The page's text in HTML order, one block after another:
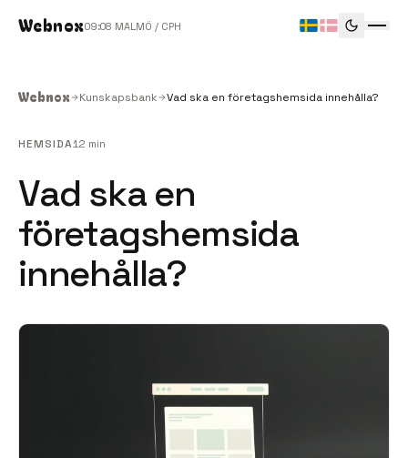
Webnox09 08 MALMÖ / CPH
Webnox Kunskapsbank Vad ska en företagshemsida innehålla?
HEMSIDA12 min
Vad ska en
företagshemsida
innehålla?